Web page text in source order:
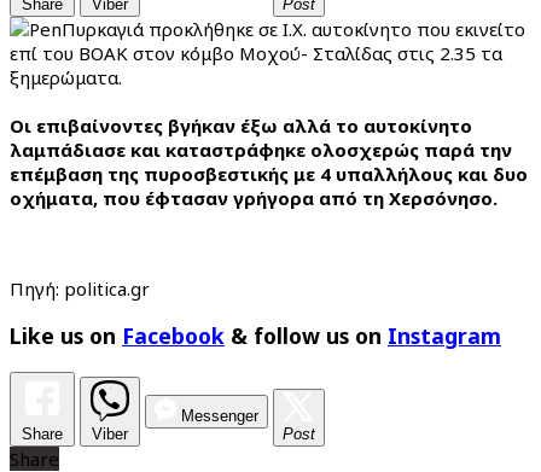
Share Viber Post
Πυρκαγιά προκλήθηκε σε Ι.Χ. αυτοκίνητο που εκινείτο
επί του ΒΟΑΚ στον κόμβο Μοχού- Σταλίδας στις 2.35 τα
ξημερώματα.
Οι επιβαίνοντες βγήκαν έξω αλλά το αυτοκίνητο
λαμπάδιασε και καταστράφηκε ολοσχερώς παρά την
επέμβαση της πυροσβεστικής με 4 υπαλλήλους και δυο
οχήματα, που έφτασαν γρήγορα από τη Χερσόνησο.
Πηγή: politica.gr
Like us on Facebook & follow us on Instagram
Share Viber
Messenger
Post
Share